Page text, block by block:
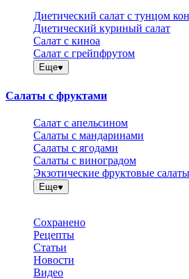
Диетический салат с тунцом
Диетический куриный салат
Салат с киноа
Салат с грейпфрутом
Еще
Салаты с фруктами
Салат с апельсином
Салаты с мандаринами
Салаты с ягодами
Салаты с виноградом
Экзотические фруктовые салаты
Еще
Сохранено
Рецепты
Статьи
Новости
Видео